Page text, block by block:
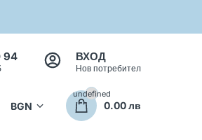
94 ВХОД
Нов потребител
undefined
0.00 лв